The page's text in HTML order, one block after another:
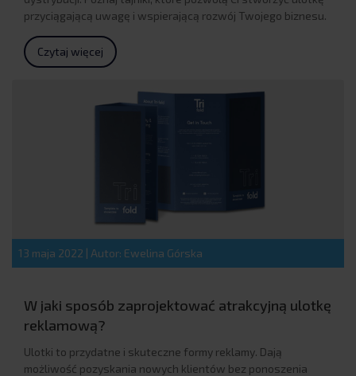
przyciągającą uwagę i wspierającą rozwój Twojego biznesu.
Czytaj więcej
13 maja 2022 Autor: Ewelina Górska
W jaki sposób zaprojektować atrakcyjną ulotkę
reklamową?
Ulotki to przydatne i skuteczne formy reklamy. Dają
możliwość pozyskania nowych klientów bez ponoszenia